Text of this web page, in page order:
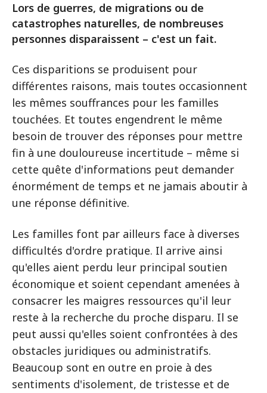
Lors de guerres, de migrations ou de
catastrophes naturelles, de nombreuses
personnes disparaissent – c'est un fait.
Ces disparitions se produisent pour
différentes raisons, mais toutes occasionnent
les mêmes souffrances pour les familles
touchées. Et toutes engendrent le même
besoin de trouver des réponses pour mettre
fin à une douloureuse incertitude – même si
cette quête d'informations peut demander
énormément de temps et ne jamais aboutir à
une réponse définitive.
Les familles font par ailleurs face à diverses
difficultés d'ordre pratique. Il arrive ainsi
qu'elles aient perdu leur principal soutien
économique et soient cependant amenées à
consacrer les maigres ressources qu'il leur
reste à la recherche du proche disparu. Il se
peut aussi qu'elles soient confrontées à des
obstacles juridiques ou administratifs.
Beaucoup sont en outre en proie à des
sentiments d'isolement, de tristesse et de